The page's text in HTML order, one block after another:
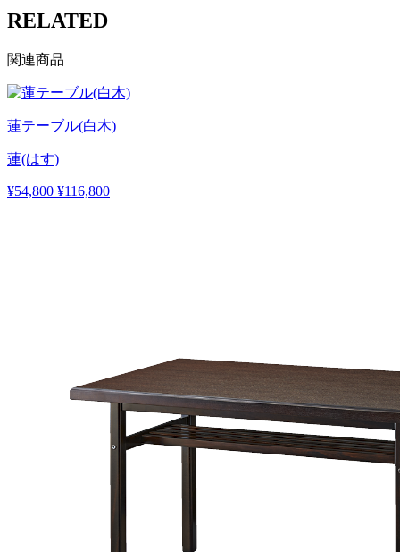
RELATED
関連商品
蓮テーブル(白木)
蓮(はす)
¥54,800 ¥116,800